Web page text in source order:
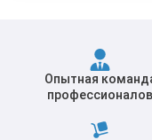
Опытная
профессионалов